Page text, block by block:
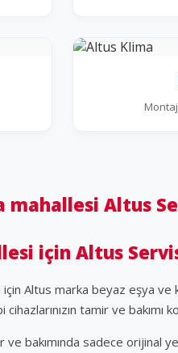
mahallesi Altus
için Altus
Altus marka beyaz eşya
tamir ve
ve bakımında sadece orijinal